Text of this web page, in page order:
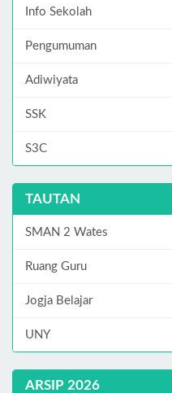
Info Sekolah
Pengumuman
Adiwiyata
SSK
S3C
TAUTAN
SMAN 2 Wates
Ruang Guru
Jogja Belajar
UNY
ARSIP 2026